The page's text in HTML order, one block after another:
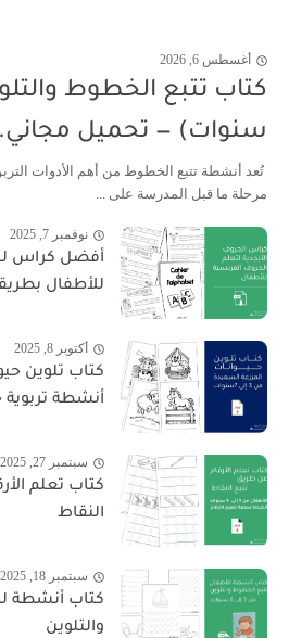
أغسطس 6, 2026
سنوات) — تحميل
تُعد أنشطة تتبع الخطوط من أهم الأدوات
مرحلة ما قبل المدرسة على ...
نوفمبر 7, 2025
أفضل كراس
للأطفال
أكتوبر 8, 2025
كتاب تلوين
أنشطة تربوية
سبتمبر 27, 2025
كتاب تعلم
النقاط
سبتمبر 18, 2025
كتاب أنشطة
والتلوين